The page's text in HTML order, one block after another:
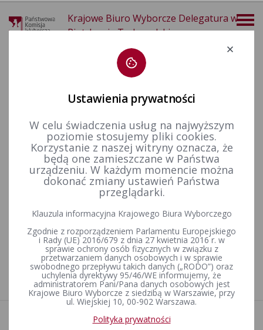
Krajowe Biuro Wyborcze Delegatura w
Piotrkowie Trybunalskim
Wybory Prezydenta Rzeczypospolitej Polskiej Wybory Prezydenta RP w 2025 r. Komunikaty Okręgowej Komisji Wyborczej
Informacja Okręgowej Komisji Wyborczej Nr 15 w Piotrkowie
pełnionych dyżurach
1
Aktualności
Ustawienia prywatności
W celu świadczenia usług na najwyższym
poziomie stosujemy pliki cookies.
Korzystanie z naszej witryny oznacza, że
będą one zamieszczane w Państwa
urządzeniu. W każdym momencie można
dokonać zmiany ustawień Państwa
przeglądarki.
Klauzula informacyjna Krajowego Biura Wyborczego
Zgodnie z rozporządzeniem Parlamentu Europejskiego
i Rady (UE) 2016/679 z dnia 27 kwietnia 2016 r. w
sprawie ochrony osób fizycznych w związku z
przetwarzaniem danych osobowych i w sprawie
swobodnego przepływu takich danych („RODO”) oraz
uchylenia dyrektywy 95/46/WE informujemy, że
administratorem Pani/Pana danych osobowych jest
Krajowe Biuro Wyborcze z siedzibą w Warszawie, przy
ul. Wiejskiej 10, 00-902 Warszawa.
Polityka prywatności